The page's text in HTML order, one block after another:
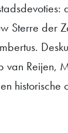
Sterre der
van Reijen,
historische